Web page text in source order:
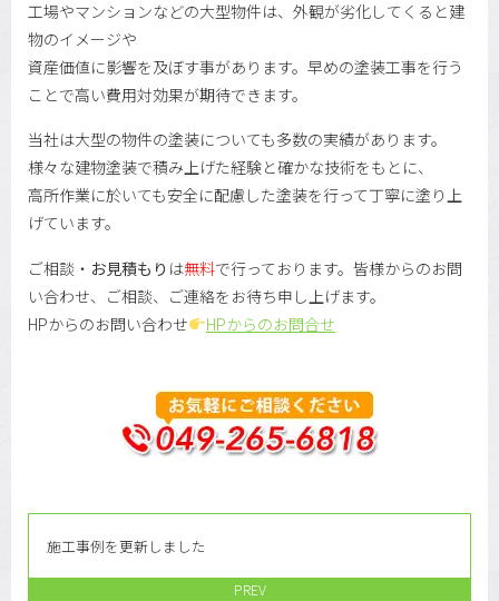
工場やマンションなどの大型物件は、外観が劣化してくると建
物のイメージや
資産価値に影響を及ぼす事があります。早めの塗装工事を行う
ことで高い費用対効果が期待できます。
当社は大型の物件の塗装についても多数の実績があります。
様々な建物塗装で積み上げた経験と確かな技術をもとに、
高所作業に於いても安全に配慮した塗装を行って丁寧に塗り上
げています。
ご相談・ お見積もり は無料で行っております。皆様からのお問
い合わせ、ご相談、ご連絡をお待ち申し上げます。
HPからのお問い合わせ
HPからのお問合せ
施工事例を更新しました
PREV